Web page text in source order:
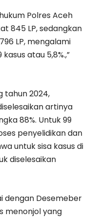
Polres Aceh
845 LP, sedangkan
LP, mengalami
atau 5,8%.,”
tahun 2024,
artinya
88%. Untuk 99
penyelidikan dan
untuk sisa kasus di
diselesaikan
dengan Desemeber
menonjol yang